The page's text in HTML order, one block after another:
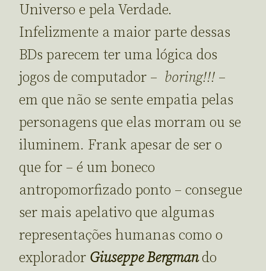
Universo e pela Verdade.
Infelizmente a maior parte dessas
BDs parecem ter uma lógica dos
jogos de computador – boring!!! –
em que não se sente empatia pelas
personagens que elas morram ou se
iluminem. Frank apesar de ser o
que for – é um boneco
antropomorfizado ponto – consegue
ser mais apelativo que algumas
representações humanas como o
explorador Giuseppe Bergmando